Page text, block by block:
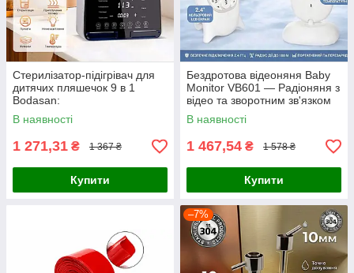
Стерилізатор-підігрівач для
дитячих пляшечок 9 в 1
Bodasan:
мультифункціональний
пристрій для годування
В наявності
1 271,31 ₴ 1 367 ₴
Купити
Бездротова відеоняня Baby
Monitor VB601 — Радіоняня з
відео та зворотним зв'язком
В наявності
1 467,54 ₴ 1 578 ₴
Купити
–7%